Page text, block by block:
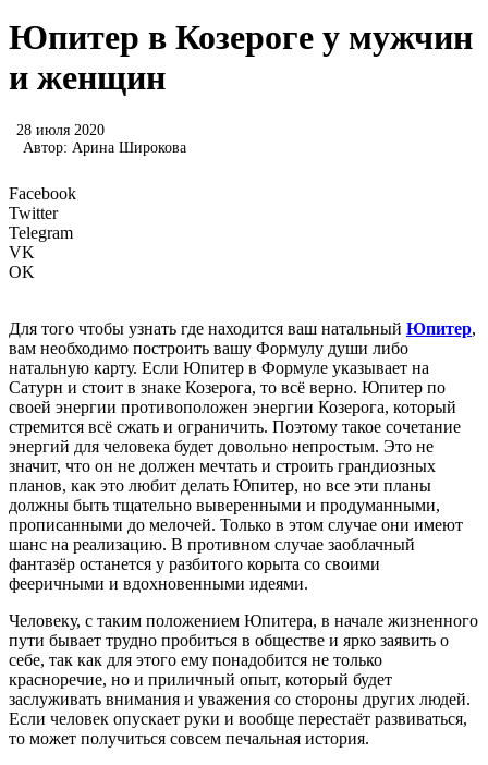
Юпитер в Козероге у мужчин
и женщин
28 июля 2020
Автор: Арина Широкова
Facebook
Twitter
Telegram
VK
OK
Для того чтобы узнать где находится ваш натальный Юпитер,
вам необходимо построить вашу Формулу души либо
натальную карту. Если Юпитер в Формуле указывает на
Сатурн и стоит в знаке Козерога, то всё верно. Юпитер по
своей энергии противоположен энергии Козерога, который
стремится всё сжать и ограничить. Поэтому такое сочетание
энергий для человека будет довольно непростым. Это не
значит, что он не должен мечтать и строить грандиозных
планов, как это любит делать Юпитер, но все эти планы
должны быть тщательно выверенными и продуманными,
прописанными до мелочей. Только в этом случае они имеют
шанс на реализацию. В противном случае заоблачный
фантазёр останется у разбитого корыта со своими
фееричными и вдохновенными идеями.
Человеку, с таким положением Юпитера, в начале жизненного
пути бывает трудно пробиться в обществе и ярко заявить о
себе, так как для этого ему понадобится не только
красноречие, но и приличный опыт, который будет
заслуживать внимания и уважения со стороны других людей.
Если человек опускает руки и вообще перестаёт развиваться,
то может получиться совсем печальная история.